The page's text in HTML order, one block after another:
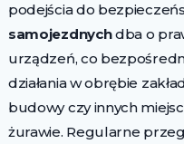
podejścia do
samojezdnychdba o
urządzeń, co
działania w obrębie
budowy czy innych
żurawie. Regularne